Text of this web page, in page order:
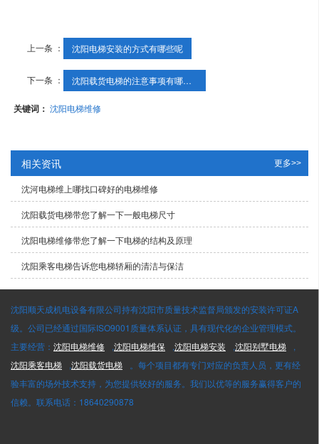
上一条 ： 沈阳电梯安装的方式有哪些呢
下一条 ： 沈阳载货电梯的注意事项有哪些？
关键词：沈阳电梯维修
相关资讯 更多>>
沈河电梯维上哪找口碑好的电梯维修
沈阳载货电梯带您了解一下一般电梯尺寸
沈阳电梯维修带您了解一下电梯的结构及原理
沈阳乘客电梯告诉您电梯轿厢的清洁与保洁
沈阳顺天成机电设备有限公司持有沈阳市质量技术监督局颁发的安装许可证A
级。公司已经通过国际ISO9001质量体系认证，具有现代化的企业管理模式。
主要经营： 沈阳电梯维修 ,沈阳电梯维保 ,沈阳电梯安装 ,沈阳别墅电梯
,
沈阳乘客电梯
,沈阳载货电梯
。每个项目都有专门对应的负责人员，更有经
验丰富的场外技术支持，为您提供较好的服务。我们以优等的服务赢得客户的
信赖。联系电话：18640290878